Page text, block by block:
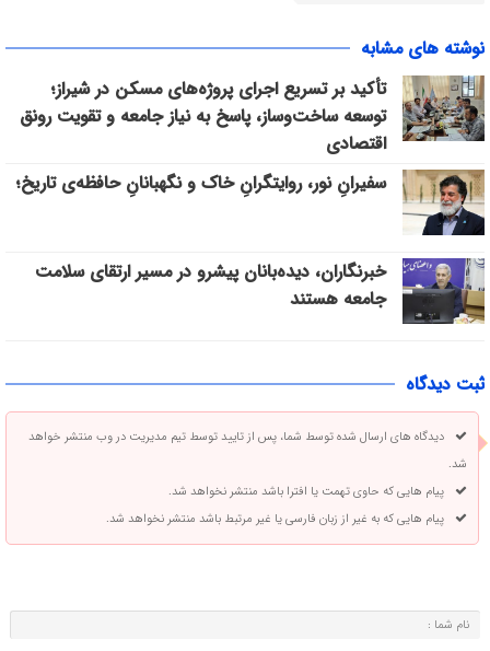
نوشته های مشابه
تأکید بر تسریع اجرای پروژه‌های مسکن در شیراز؛
توسعه ساخت‌وساز، پاسخ به نیاز جامعه و تقویت رونق
اقتصادی
سفیرانِ نور، روایتگرانِ خاک و نگهبانانِ حافظه‌ی تاریخ؛
خبرنگاران، دیده‌بانان پیشرو در مسیر ارتقای سلامت
جامعه هستند
ثبت دیدگاه
دیدگاه های ارسال شده توسط شما، پس از تایید توسط تیم مدیریت در وب منتشر خواهد
شد.
پیام هایی که حاوی تهمت یا افترا باشد منتشر نخواهد شد.
پیام هایی که به غیر از زبان فارسی یا غیر مرتبط باشد منتشر نخواهد شد.